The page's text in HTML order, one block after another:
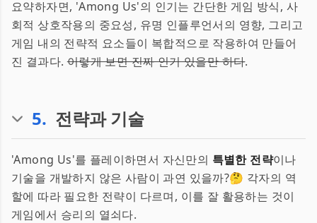
요약하자면, 'Among Us'의 인기는 간단한 게임 방식, 사
회적 상호작용의 중요성, 유명 인플루언서의 영향, 그리고
게임 내의 전략적 요소들이 복합적으로 작용하여 만들어
진 결과다.이렇게 보면 진짜 인기 있을만 하다.
5. 전략과 기술
'Among Us'를 플레이하면서 자신만의 특별한 전략이나
기술을 개발하지 않은 사람이 과연 있을까?🤔 각자의 역
할에 따라 필요한 전략이 다르며, 이를 잘 활용하는 것이
게임에서 승리의 열쇠다.